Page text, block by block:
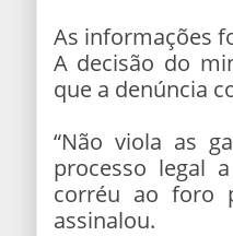
As informações
A decisão do
que a denúncia
“Não viola as
processo legal
corréu ao foro
assinalou.